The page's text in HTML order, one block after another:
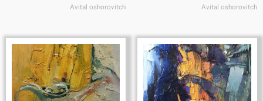
Avital oshorovitch
Avital oshorovitch